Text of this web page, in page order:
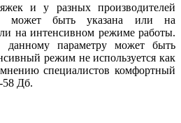
и у разных производителей
может быть указана или на
на интенсивном режиме работы.
данному параметру может быть
режим не используется как
специалистов комфортный
58 Дб.